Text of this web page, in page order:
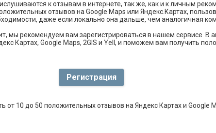
к отзывам в интернете, так же, как и к личным
отзывов на Google Maps или Яндекс.Картах,
даже если локально она дальше, чем аналогичная
мы рекомендуем вам зарегистрироваться в нашем сервисе.
Картах, Google Maps, 2GIS и Yell, и поможем вам получить
Регистрация
от 10 до 50 положительных отзывов на Яндекс Картах и Google